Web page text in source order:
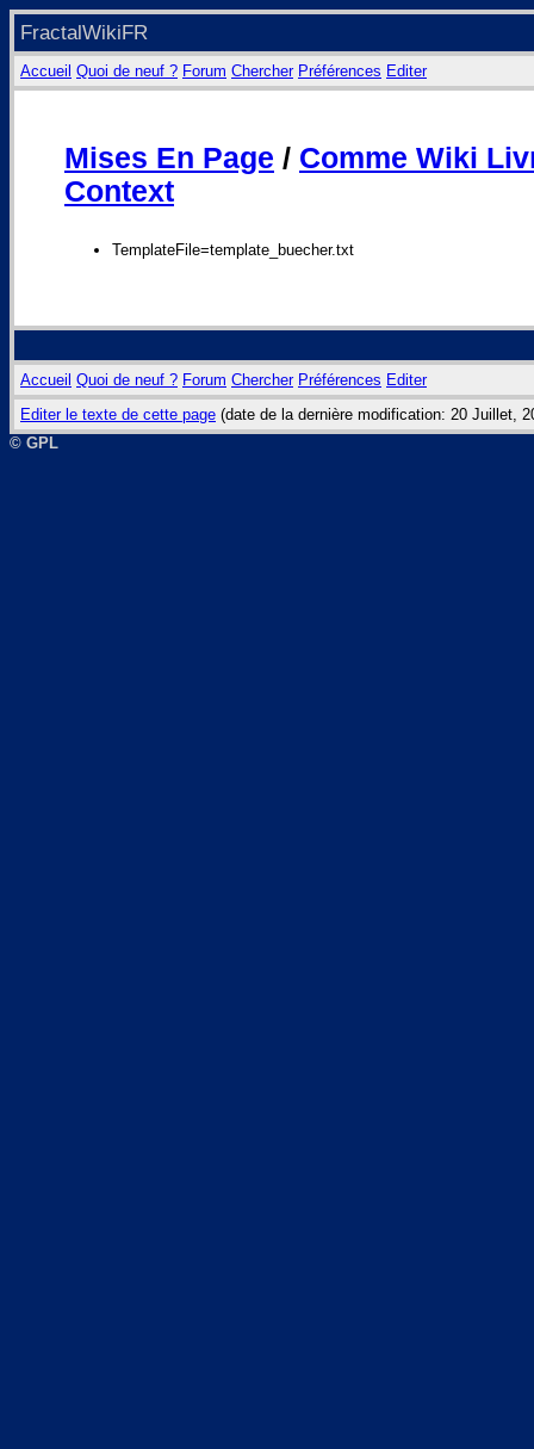
FractalWikiFR
Accueil Quoi de neuf ? Forum Chercher Préférences Editer
Mises En Page / Comme Wiki
Context
TemplateFile=template_buecher.txt
Accueil Quoi de neuf ? Forum Chercher Préférences Editer
Editer le texte de cette page (date de la dernière modification: 20 Juillet,
© GPL